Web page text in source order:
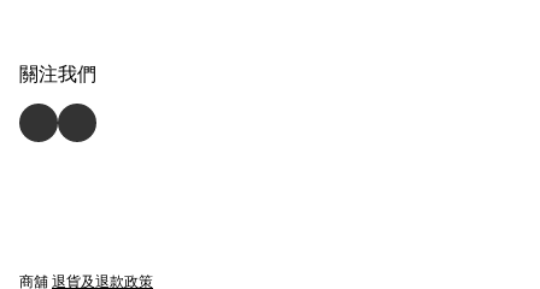
關注我們
商舖 退貨及退款政策